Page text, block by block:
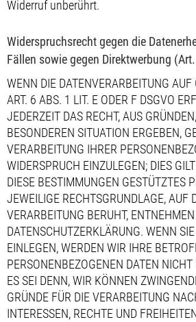
Widerruf unberührt.
Widerspruchsrecht gegen die
Fällen sowie gegen Direktwerbung (Art.
WENN DIE DATENVERARBEITUNG AUF
ART. 6 ABS. 1 LIT. E ODER F DSGVO
JEDERZEIT DAS RECHT, AUS
BESONDEREN SITUATION ERGEBEN,
VERARBEITUNG IHRER
WIDERSPRUCH EINZULEGEN; DIES
DIESE BESTIMMUNGEN GESTÜTZTES
JEWEILIGE RECHTSGRUNDLAGE, AUF
VERARBEITUNG BERUHT,
DATENSCHUTZERKLÄRUNG. WENN
EINLEGEN, WERDEN WIR IHRE
PERSONENBEZOGENEN DATEN
ES SEI DENN, WIR KÖNNEN
GRÜNDE FÜR DIE VERARBEITUNG
INTERESSEN, RECHTE UND